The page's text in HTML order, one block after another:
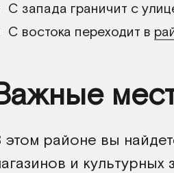
С запада граничит с
С востока переходит в
этом районе вы
и культурных